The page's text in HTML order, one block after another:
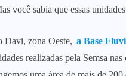
você sabia que essas
Davi, zona Oeste, a Base
realizadas pela Semsa